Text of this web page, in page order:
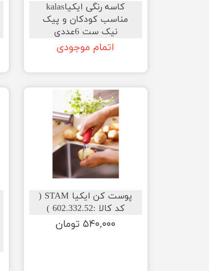
کاسه رنگی ایکیاkalas
مناسب کودکان و پیک
نیک ست 6عددی
اتمام موجودی
پوست کن ایکیا STAM (
کد کالا :602.332.52 )
۵۴۰,۰۰۰ تومان